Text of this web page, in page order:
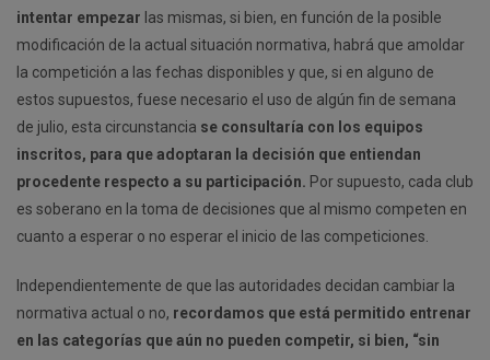
intentar empezar las mismas, si bien, en función de la posible
modificación de la actual situación normativa, habrá que amoldar
la competición a las fechas disponibles y que, si en alguno de
estos supuestos, fuese necesario el uso de algún fin de semana
de julio, esta circunstancia se consultaría con los equipos
inscritos, para que adoptaran la decisión que entiendan
procedente respecto a su participación. Por supuesto, cada club
es soberano en la toma de decisiones que al mismo competen en
cuanto a esperar o no esperar el inicio de las competiciones.
Independientemente de que las autoridades decidan cambiar la
normativa actual o no, recordamos que está permitido entrenar
en las categorías que aún no pueden competir, si bien, “sin